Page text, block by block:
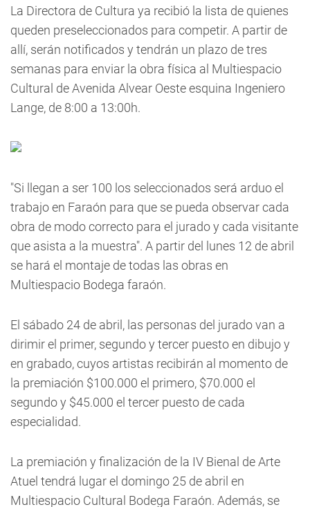
La Directora de Cultura ya recibió la lista de quienes
queden preseleccionados para competir. A partir de
allí, serán notificados y tendrán un plazo de tres
semanas para enviar la obra física al Multiespacio
Cultural de Avenida Alvear Oeste esquina Ingeniero
Lange, de 8:00 a 13:00h.
"Si llegan a ser 100 los seleccionados será arduo el
trabajo en Faraón para que se pueda observar cada
obra de modo correcto para el jurado y cada visitante
que asista a la muestra". A partir del lunes 12 de abril
se hará el montaje de todas las obras en
Multiespacio Bodega faraón.
El sábado 24 de abril, las personas del jurado van a
dirimir el primer, segundo y tercer puesto en dibujo y
en grabado, cuyos artistas recibirán al momento de
la premiación $100.000 el primero, $70.000 el
segundo y $45.000 el tercer puesto de cada
especialidad.
La premiación y finalización de la IV Bienal de Arte
Atuel tendrá lugar el domingo 25 de abril en
Multiespacio Cultural Bodega Faraón. Además, se